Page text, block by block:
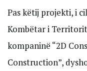
Pas këtij projekti, i
Kombëtar i
kompaninë “2D
Construction”,